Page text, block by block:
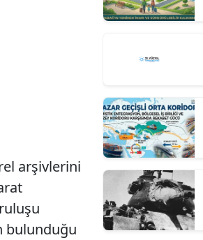
arşivlerini
bulunduğu